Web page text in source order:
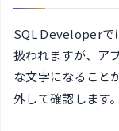
SQL Developerで
扱われますが、ア
な文字になること
外して確認します。